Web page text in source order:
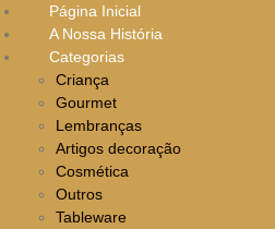
Página Inicial
A Nossa História
Categorias
Criança
Gourmet
Lembranças
Artigos decoração
Cosmética
Outros
Tableware